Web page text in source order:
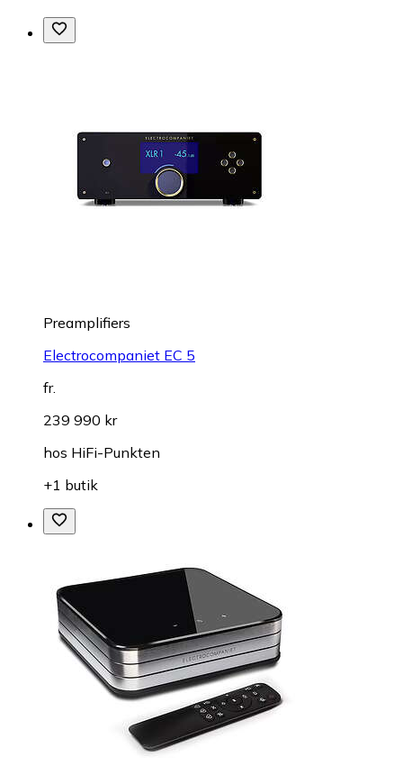
Preamplifiers
Electrocompaniet EC 5
fr.
239 990 kr
hos HiFi-Punkten
+1 butik